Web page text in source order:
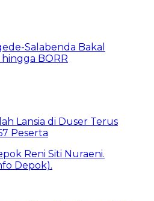
Salabenda Bakal
BORR
Lansia di Duser Terus
Peserta